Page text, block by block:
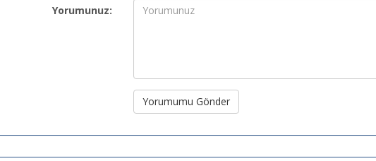
Yorumunuz:
Yorumumu Gönder